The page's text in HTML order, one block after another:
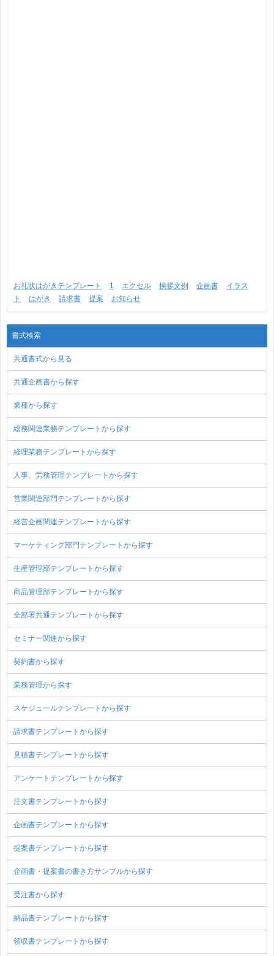
お礼状はがきテンプレート 1 エクセル 挨拶文例 企画書
イラス
ト
はがき 請求書 提案 お知らせ
書式検索
共通書式から見る
共通企画書から探す
業種から探す
総務関連業務テンプレートから探す
経理業務テンプレートから探す
人事、労務管理テンプレートから探す
営業関連部門テンプレートから探す
経営企画関連テンプレートから探す
マーケティング部門テンプレートから探す
生産管理部テンプレートから探す
商品管理部テンプレートから探す
全部署共通テンプレートから探す
セミナー関連から探す
契約書から探す
業務管理から探す
スケジュールテンプレートから探す
請求書テンプレートから探す
見積書テンプレートから探す
アンケートテンプレートから探す
注文書テンプレートから探す
企画書テンプレートから探す
提案書テンプレートから探す
企画書・提案書の書き方サンプルから探す
受注書から探す
納品書テンプレートから探す
領収書テンプレートから探す